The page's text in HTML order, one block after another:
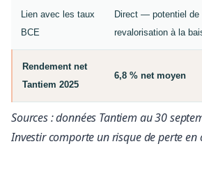
Lien avec les taux
BCE
Direct — potentiel de
revalorisation à la
Rendement net
Tantiem 2025
6,8 % net moyen
Sources : données Tantiem au 30
Investir comporte un risque de perte en